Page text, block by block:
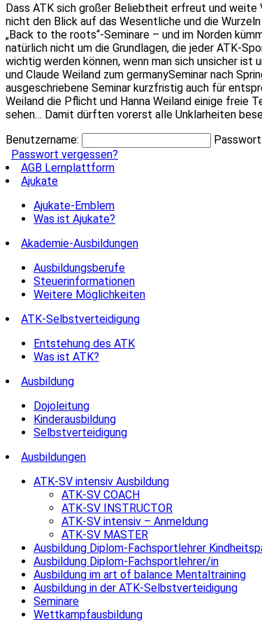
Dass ATK sich großer Beliebtheit erfreut und weite
nicht den Blick auf das Wesentliche und die
„Back to the roots“-Seminare – und im Norden
natürlich nicht um die Grundlagen, die jeder ATK-
wichtig werden können, wenn man sich unsicher ist
und Claude Weiland zum germanySeminar nach
ausgeschriebene Seminar kurzfristig auch für
Weiland die Pflicht und Hanna Weiland einige freie
sehen… Damit dürften vorerst alle Unklarheiten
Benutzername:
Passwort:
Passwort vergessen?
AGB Lernplattform
Ajukate
Ajukate-Emblem
Was ist Ajukate?
Akademie-Ausbildungen
Ausbildungsberufe
Steuerinformationen
Weitere Möglichkeiten
ATK-Selbstverteidigung
Entstehung des ATK
Was ist ATK?
Ausbildung
Dojoleitung
Kinderausbildung
Selbstverteidigung
Ausbildungen
ATK-SV intensiv Ausbildung
ATK-SV COACH
ATK-SV INSTRUCTOR
ATK-SV intensiv – Anmeldung
ATK-SV MASTER
Ausbildung Diplom-Fachsportlehrer
Ausbildung Diplom-Fachsportlehrer/in
Ausbildung im art of balance Mentaltraining
Ausbildung in der ATK-Selbstverteidigung
Seminare
Wettkampfausbildung